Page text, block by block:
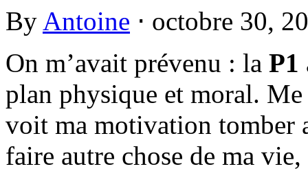
By Antoine ⋅ octobre 30,
On m’avait prévenu : la P1
plan physique et moral.
voit ma motivation tomber
faire autre chose de ma